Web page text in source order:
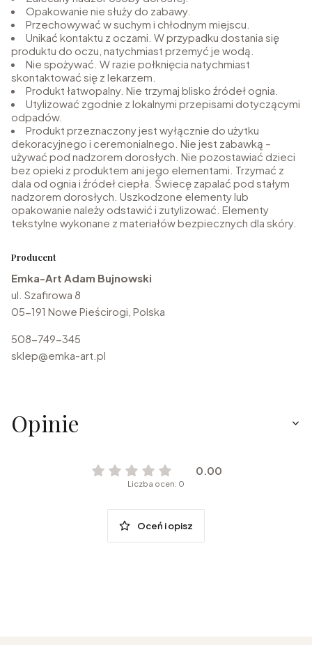
Opakowanie nie służy do zabawy.
Przechowywać w suchym i chłodnym miejscu.
Unikać kontaktu z oczami. W przypadku dostania się
produktu do oczu, natychmiast przemyć je wodą.
Nie spożywać. W razie połknięcia natychmiast
skontaktować się z lekarzem.
Produkt łatwopalny. Nie trzymaj blisko źródeł ognia.
Utylizować zgodnie z lokalnymi przepisami dotyczącymi
odpadów.
Produkt przeznaczony jest wyłącznie do użytku
dekoracyjnego i ceremonialnego. Nie jest zabawką –
używać pod nadzorem dorosłych. Nie pozostawiać dzieci
bez opieki z produktem ani jego elementami. Trzymać z
dala od ognia i źródeł ciepła. Świecę zapalać pod stałym
nadzorem dorosłych. Uszkodzone elementy lub
opakowanie należy odstawić i zutylizować. Elementy
tekstylne wykonane z materiałów bezpiecznych dla skóry.
Producent
Emka-Art Adam Bujnowski
ul. Szafirowa 8
05-191 Nowe Pieścirogi, Polska
508-749-345
sklep@emka-art.pl
Opinie
0.00
Liczba ocen: 0
Oceń i opisz